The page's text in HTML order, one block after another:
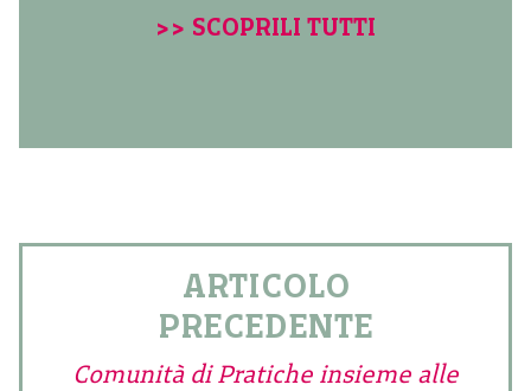
>> SCOPRILI TUTTI
ARTICOLO
PRECEDENTE
Comunità di Pratiche insieme alle